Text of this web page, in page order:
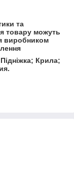
та
товару можуть
виробником
Крила;